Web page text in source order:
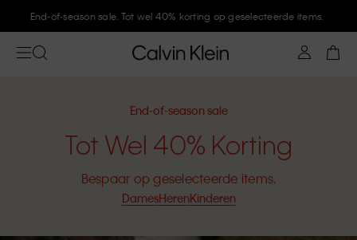
Meld je aan bij Calvin Klein en krijg 10% korting
End-of-season sale
Tot Wel 40% Korting
Bespaar op geselecteerde items.
DamesHerenKinderen